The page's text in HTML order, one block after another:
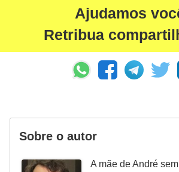
Ajudamos
Retribua
Sobre o autor
A mãe de André